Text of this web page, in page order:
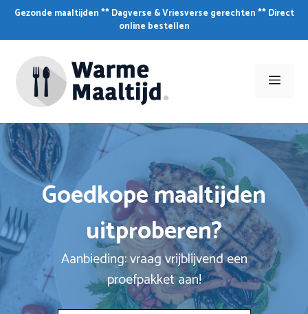
Skip
content
Gezonde maaltijden ** Dagverse & Vriesverse gerechten ** Direct
online bestellen
Menu
Goedkope maaltijden
uitproberen?
Aanbieding: vraag vrijblijvend een
proefpakket aan!